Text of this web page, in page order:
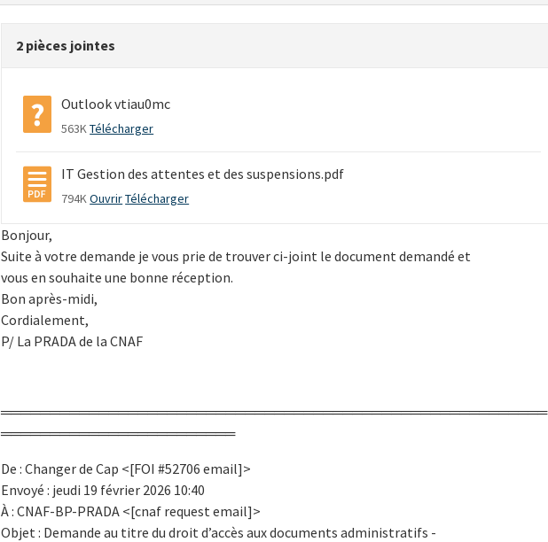
2 pièces jointes
Outlook vtiau0mc
563KTélécharger
IT Gestion des attentes et des suspensions.pdf
794KOuvrirTélécharger
Bonjour,
Suite à votre demande je vous prie de trouver ci-joint le document demandé et
vous en souhaite une bonne réception.
Bon après-midi,
Cordialement,
P/ La PRADA de la CNAF
════════════════════════════════════════════════════════
════════════════════════
De : Changer de Cap <[FOI #52706 email]>
Envoyé : jeudi 19 février 2026 10:40
À : CNAF-BP-PRADA <[cnaf request email]>
Objet : Demande au titre du droit d’accès aux documents administratifs -